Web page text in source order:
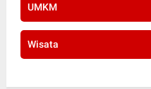
UMKM
Wisata